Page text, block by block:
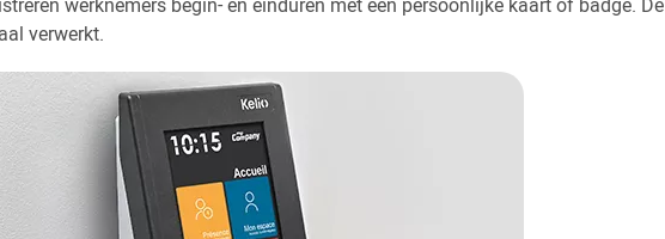
verwerkt.